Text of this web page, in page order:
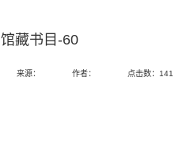
馆藏书目-60
来源： 作者： 点击数： 141